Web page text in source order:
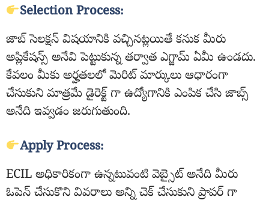
Selection Process:
జాబ్ సెలక్షన్ విషయానికి వచ్చినట్లయితే కనుక మీరు
అప్లికేషన్స్ అనేవి పెట్టుకున్న తర్వాత ఎగ్జామ్ ఏమీ ఉండదు.
కేవలం మీకు అర్హతలలో మెరిట్ మార్కులు ఆధారంగా
చేసుకుని మాత్రమే డైరెక్ట్ గా ఉద్యోగానికి ఎంపిక చేసి జాబ్స్
అనేది ఇవ్వడం జరుగుతుంది.
Apply Process:
ECIL అధికారికంగా ఉన్నటువంటి వెబ్సైట్ అనేది మీరు
ఓపెన్ చేసుకొని వివరాలు అన్ని చెక్ చేసుకుని ప్రాపర్ గా